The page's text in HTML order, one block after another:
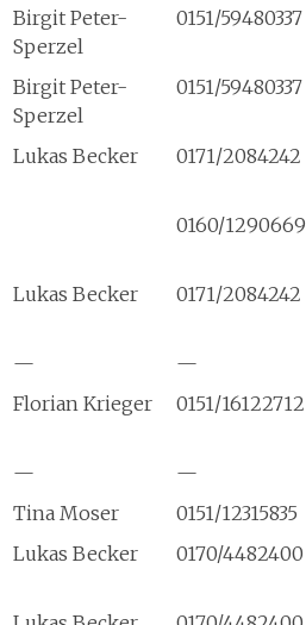
Birgit Peter-
Sperzel
0151/59480337
Birgit Peter-
Sperzel
0151/59480337
Lukas Becker 0171/2084242
0160/1290669
Lukas Becker 0171/2084242
—
—
Florian Krieger 0151/16122712
—
—
Tina Moser
0151/12315835
Lukas Becker 0170/4482400